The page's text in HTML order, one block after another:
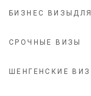
БИЗНЕС
СРОЧНЫЕ ВИЗЫ
ШЕНГЕНСКИЕ